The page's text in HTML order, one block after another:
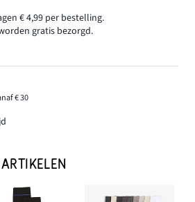
€ 4,99 per bestelling.
gratis bezorgd.
€ 30